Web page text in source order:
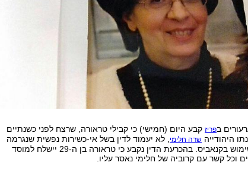
בפריזקבע היום (חמישי) כי קבילי טראורה, שרצח לפני כשנתיים
היהודייה שרה חלימי
, לא יעמוד לדין בשל אי-כשירות נפשית שנגרמה
כתוצאה משימוש בקנאביס. בהכרעת הדין נקבע כי טראורה בן ה-29 יישלח למוסד
וכל קשר עם קרוביה של חלימי נאסר עליו.